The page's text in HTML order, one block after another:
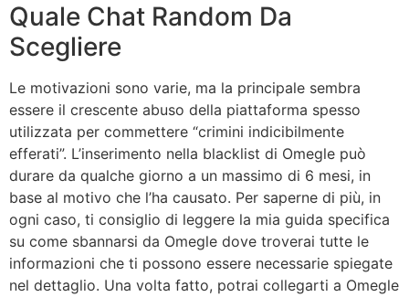
Quale Chat Random Da
Scegliere
Le motivazioni sono varie, ma la principale sembra
essere il crescente abuso della piattaforma spesso
utilizzata per commettere “crimini indicibilmente
efferati”. L’inserimento nella blacklist di Omegle può
durare da qualche giorno a un massimo di 6 mesi, in
base al motivo che l’ha causato. Per saperne di più, in
ogni caso, ti consiglio di leggere la mia guida specifica
su come sbannarsi da Omegle dove troverai tutte le
informazioni che ti possono essere necessarie spiegate
nel dettaglio. Una volta fatto, potrai collegarti a Omegle